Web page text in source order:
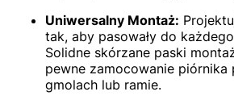
Uniwersalny Montaż:
tak, aby pasowały do
Solidne skórzane paski
pewne zamocowanie piórnika
gmolach lub ramie.